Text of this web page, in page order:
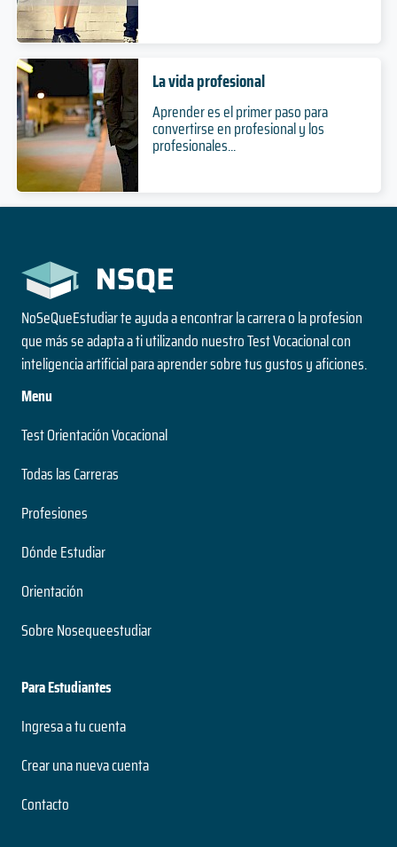
La vida profesional
Aprender es el primer paso para
convertirse en profesional y los
profesionales...
NoSeQueEstudiar te ayuda a encontrar la carrera o la profesion
que más se adapta a ti utilizando nuestro Test Vocacional con
inteligencia artificial para aprender sobre tus gustos y aficiones.
Menu
Test Orientación Vocacional
Todas las Carreras
Profesiones
Dónde Estudiar
Orientación
Sobre Nosequeestudiar
Para Estudiantes
Ingresa a tu cuenta
Crear una nueva cuenta
Contacto